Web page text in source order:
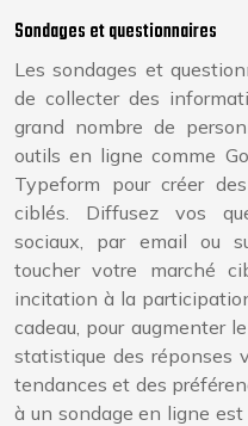
Sondages et questionnaires
Les sondages et
de collecter des
grand nombre de
outils en ligne comme
Typeform pour créer
ciblés. Diffusez vos
sociaux, par email ou
toucher votre marché
incitation à la
cadeau, pour augmenter
statistique des réponses
tendances et des
à un sondage en ligne